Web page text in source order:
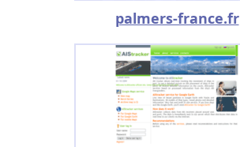
palmers-france.fr